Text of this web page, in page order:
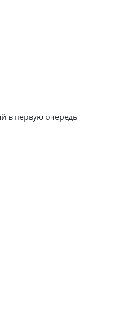
в первую очередь